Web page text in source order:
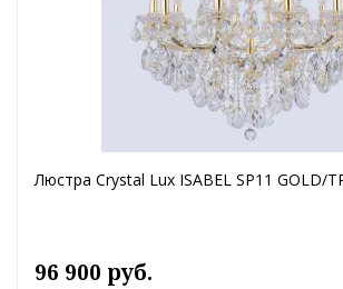
Люстра Crystal Lux ISABEL SP11 GOLD/
96 900 руб.